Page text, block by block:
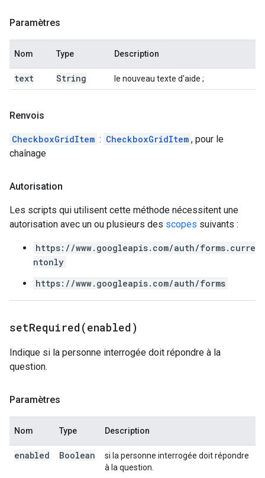
Paramètres
Nom Type Description
text String le nouveau texte d'aide ;
Renvois
CheckboxGridItem : CheckboxGridItem , pour le
chaînage
Autorisation
Les scripts qui utilisent cette méthode nécessitent une
autorisation avec un ou plusieurs des scopes suivants :
https://www.googleapis.com/auth/forms.curre
ntonly
https://www.googleapis.com/auth/forms
setRequired(enabled)
Indique si la personne interrogée doit répondre à la
question.
Paramètres
Nom Type Description
enabled Boolean
si la personne interrogée doit répondre
à la question.